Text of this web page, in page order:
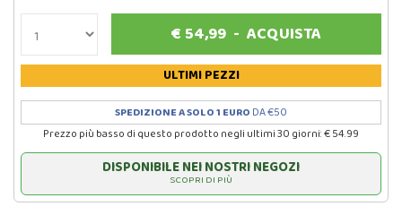
€ 54,99 -ACQUISTA
ULTIMI PEZZI
SPEDIZIONE A SOLO 1 EURO DA €50
Prezzo più basso di questo prodotto negli ultimi 30 giorni: € 54.99
DISPONIBILE NEI NOSTRI NEGOZI
SCOPRI DI PIÙ